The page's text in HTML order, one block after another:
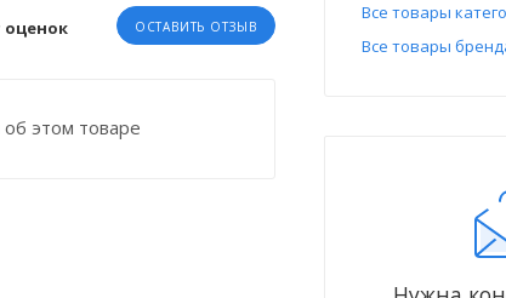
оценок ОСТАВИТЬ ОТЗЫВ
этом товаре
Все товары
Все товары